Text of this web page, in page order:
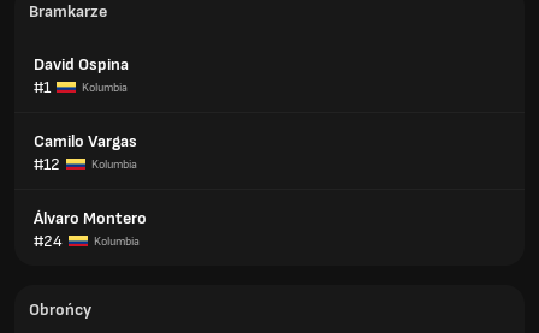
Bramkarze
David Ospina
#1
Kolumbia
Camilo Vargas
#12
Kolumbia
Álvaro Montero
#24
Kolumbia
Obrońcy